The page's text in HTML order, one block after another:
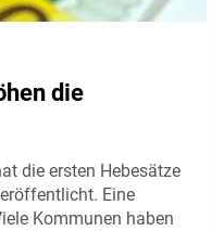
die
die ersten Hebesätze
Eine
Kommunen haben